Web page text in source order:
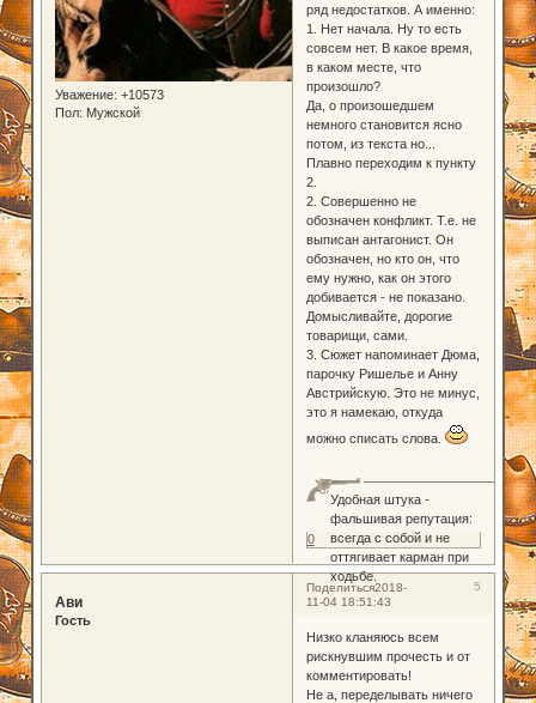
Уважение: +10573
Пол: Мужской
ряд недостатков. А именно:
1. Нет начала. Ну то есть
совсем нет. В какое время,
в каком месте, что
произошло?
Да, о произошедшем
немного становится ясно
потом, из текста но...
Плавно переходим к пункту
2.
2. Совершенно не
обозначен конфликт. Т.е. не
выписан антагонист. Он
обозначен, но кто он, что
ему нужно, как он этого
добивается - не показано.
Домысливайте, дорогие
товарищи, сами.
3. Сюжет напоминает Дюма,
парочку Ришелье и Анну
Австрийскую. Это не минус,
это я намекаю, откуда
можно списать слова.
Удобная штука -
фальшивая репутация:
всегда с собой и не
оттягивает карман при
ходьбе.
0
Поделиться 5
2018-
11-04 18:51:43
Ави
Гость
Низко кланяюсь всем
рискнувшим прочесть и от
комментировать!
Не а, переделывать ничего